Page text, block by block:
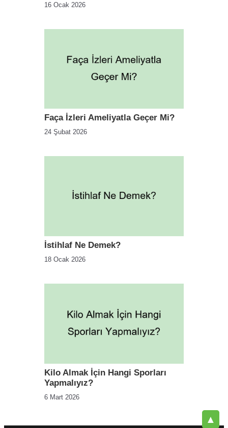
16 Ocak 2026
Faça İzleri Ameliyatla Geçer Mi?
24 Şubat 2026
İstihlaf Ne Demek?
18 Ocak 2026
Kilo Almak İçin Hangi Sporları
Yapmalıyız?
6 Mart 2026
▲